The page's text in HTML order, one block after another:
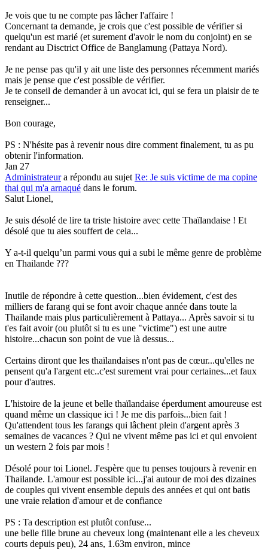
Je vois que tu ne compte pas lâcher l'affaire !
Concernant ta demande, je crois que c'est possible de vérifier si
quelqu'un est marié (et surement d'avoir le nom du conjoint) en se
rendant au Disctrict Office de Banglamung (Pattaya Nord).
Je ne pense pas qu'il y ait une liste des personnes récemment mariés
mais je pense que c'est possible de vérifier.
Je te conseil de demander à un avocat ici, qui se fera un plaisir de te
renseigner...
Bon courage,
PS : N'hésite pas à revenir nous dire comment finalement, tu as pu
obtenir l'information.
Jan 27
Administrateura répondu au sujet Re: Je suis victime de ma copine
thai qui m'a arnaqué dans le forum.
Salut Lionel,
Je suis désolé de lire ta triste histoire avec cette Thaïlandaise ! Et
désolé que tu aies souffert de cela...
Y a-t-il quelqu’un parmi vous qui a subi le même genre de problème
en Thailande ???
Inutile de répondre à cette question...bien évidement, c'est des
milliers de farang qui se font avoir chaque année dans toute la
Thaïlande mais plus particulièrement à Pattaya... Après savoir si tu
t'es fait avoir (ou plutôt si tu es une "victime") est une autre
histoire...chacun son point de vue là dessus...
Certains diront que les thaïlandaises n'ont pas de cœur...qu'elles ne
pensent qu'a l'argent etc..c'est surement vrai pour certaines...et faux
pour d'autres.
L'histoire de la jeune et belle thaïlandaise éperdument amoureuse est
quand même un classique ici ! Je me dis parfois...bien fait !
Qu'attendent tous les farangs qui lâchent plein d'argent après 3
semaines de vacances ? Qui ne vivent même pas ici et qui envoient
un western 2 fois par mois !
Désolé pour toi Lionel. J'espère que tu penses toujours à revenir en
Thailande. L'amour est possible ici...j'ai autour de moi des dizaines
de couples qui vivent ensemble depuis des années et qui ont batis
une vraie relation d'amour et de confiance
PS : Ta description est plutôt confuse...
une belle fille brune au cheveux long (maintenant elle a les cheveux
courts depuis peu), 24 ans, 1.63m environ, mince